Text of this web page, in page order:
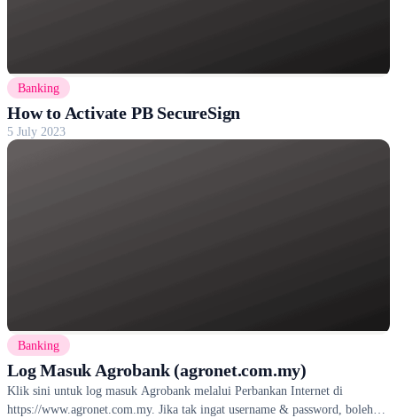
Banking
How to Activate PB SecureSign
5 July 2023
Banking
Log Masuk Agrobank (agronet.com.my)
Klik sini untuk log masuk Agrobank melalui Perbankan Internet di
https://www.agronet.com.my. Jika tak ingat username & password, boleh